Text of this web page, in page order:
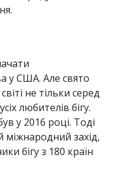
у США. Але свято
не тільки серед
любителів бігу.
у 2016 році. Тоді
захід,
бігу з 180 країн